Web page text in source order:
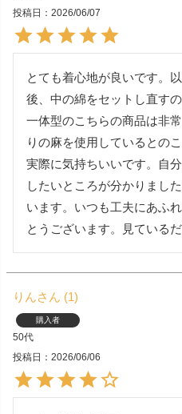
投稿日
2026/06/07
とても着心地が良いです。
後、中の綿をセットし直す
一体型のこちらの商品は非
りの麻を使用しているとの
実際に気持ちいいです。自
したいところが分かりまし
います。いつも工夫にあふ
とうございます。見ている
りん 1
購入者
50代
投稿日
2026/06/06